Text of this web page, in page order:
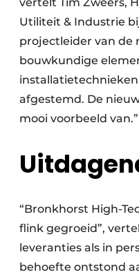
Utiliteit & Industrie
projectleider van de
bouwkundige
afgestemd. De
mooi voorbeeld van.”
“Bronkhorst High-
flink gegroeid”,
leveranties als in
behoefte ontstond